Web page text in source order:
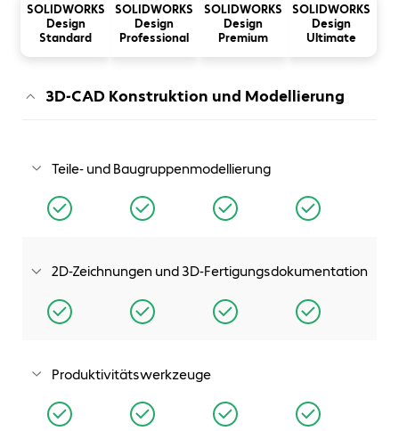
SOLIDWORKS
Design
Standard
SOLIDWORKS
Design
Professional
SOLIDWORKS
Design
Premium
SOLIDWORKS
Design
Ultimate
3D-CAD Konstruktion und Modellierung
Teile- und Baugruppenmodellierung
Decken Sie alle Aspekte der Teile- und
Baugruppenmodellierung ab und verwandeln Sie Ihre
2D-Zeichnungen und 3D-Fertigungsdokumentation
Erstellen Sie produktionsreife 2D-Zeichnungen oder
verzichten Sie auf Zeichnungen und nutzen Sie intelligente,
Produktivitätswerkzeuge
Analysieren, vergleichen, prüfen und erstellen Sie ganz
einfach Berichte für Ihre Konstruktionen.